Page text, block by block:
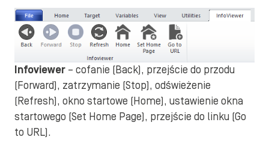
Infoviewer – cofanie (Back), przejście do przodu
(Forward), zatrzymanie (Stop), odświeżenie
(Refresh), okno startowe (Home), ustawienie okna
startowego (Set Home Page), przejście do linku (Go
to URL).